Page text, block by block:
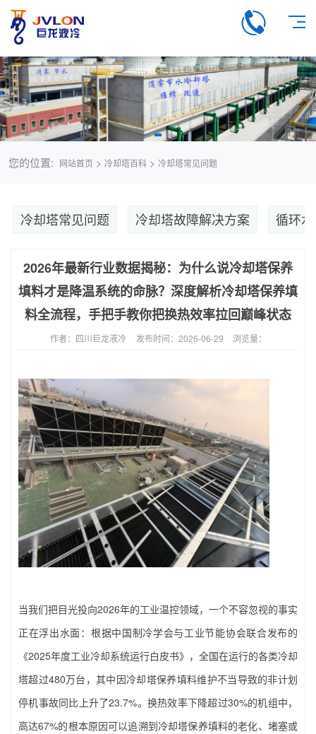
您的位置: 网站首页 > 冷却塔百科> 冷却塔常见问题
冷却塔常见问题 冷却塔故障解决方案 循环
2026年最新行业数据揭秘：为什么说‌冷却塔保养
填料‌才是降温系统的命脉？深度解析‌冷却塔保养填
料‌全流程，手把手教你把换热效率拉回巅峰状态
作者：四川巨龙液冷 发布时间：2026-06-29 浏览量：
当我们把目光投向2026年的工业温控领域，一个不容忽视的事实
正在浮出水面：根据中国制冷学会与工业节能协会联合发布的
《2025年度工业冷却系统运行白皮书》，全国在运行的各类冷却
塔超过480万台，其中因‌冷却塔保养填料‌维护不当导致的非计划
停机事故同比上升了23.7%。换热效率下降超过30%的机组中，
高达67%的根本原因可以追溯到‌冷却塔保养填料‌的老化、堵塞或